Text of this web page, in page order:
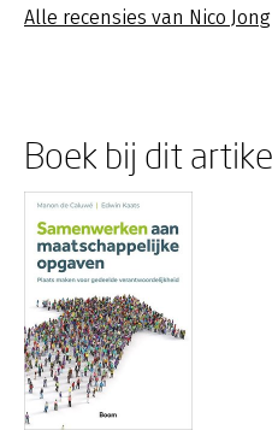
Alle recensies van Nico Jong
Boek bij dit